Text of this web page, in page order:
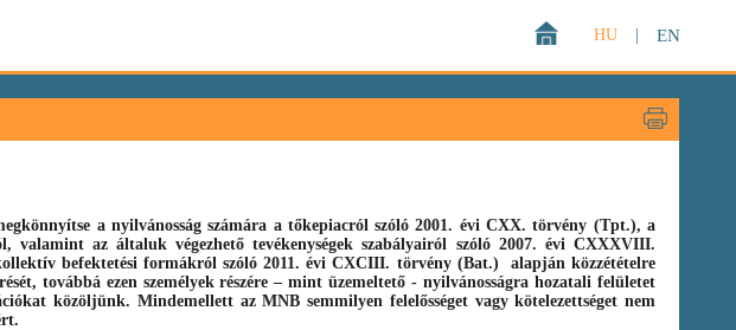
EN
HU
a nyilvánosság számára a tőkepiacról szóló 2001. évi CXX. törvény (Tpt.), a
valamint az általuk végezhető tevékenységek szabályairól szóló 2007. évi CXXXVIII.
befektetési formákról szóló2011. évi CXCIII. törvény (Bat.)
alapján közzétételre
továbbá ezen személyek részére – mint üzemeltető - nyilvánosságra hozatali felületet
közöljünk. Mindemellett az MNB semmilyen felelősséget vagy kötelezettséget nem